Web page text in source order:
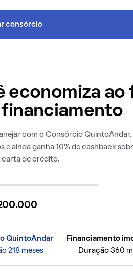
consórcio
economiza ao
com o Consórcio QuintoAndar.
e ainda ganha 10% de cashback
carta de crédito.
QuintoAndar
218 meses
Financiamento
Duração 360